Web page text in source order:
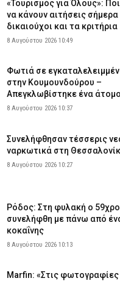
«Τουρισμός για Όλους»:
να κάνουν αιτήσεις σήμερα
δικαιούχοι και τα κριτήρια
8 Αυγούστου 2026 10:49
Φωτιά σε
στην Κουμουνδούρου –
Απεγκλωβίστηκε ένα άτομο
8 Αυγούστου 2026 10:37
Συνελήφθησαν τέσσερις
ναρκωτικά στη
8 Αυγούστου 2026 10:27
Ρόδος: Στη φυλακή ο
συνελήφθη με πάνω από
κοκαΐνης
8 Αυγούστου 2026 10:13
Marfin: «Στις φωτογραφίες